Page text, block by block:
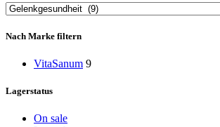
Nach Marke filtern
VitaSanum 9
Lagerstatus
On sale